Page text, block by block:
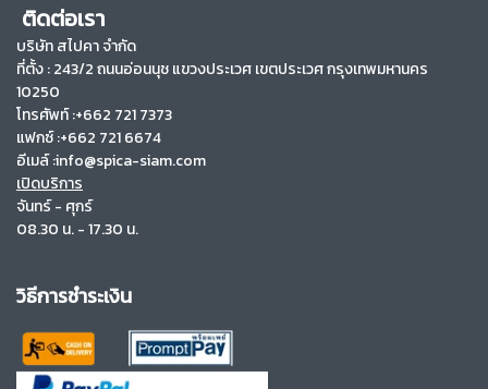
ติดต่อเรา
บริษัท สไปคา จำกัด
ที่ตั้ง :243/2 ถนนอ่อนนุช แขวงประเวศ เขตประเวศ กรุงเทพมหานคร
10250
โทรศัพท์ :+662 721 7373
แฟกซ์ :+662 721 6674
อีเมล์ :info@spica-siam.com
เปิดบริการ
จันทร์ - ศุกร์
08.30 น. - 17.30 น.
วิธีการชำระเงิน